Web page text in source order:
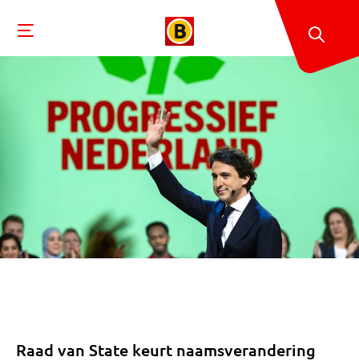
Raad van State keurt naamsverandering